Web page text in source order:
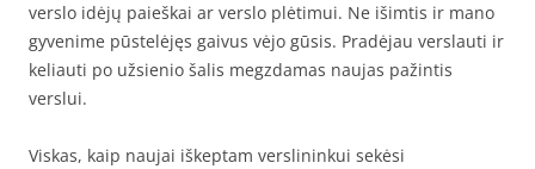
verslo idėjų paieškai ar verslo plėtimui. Ne išimtis ir mano
gyvenime pūstelėjęs gaivus vėjo gūsis. Pradėjau verslauti ir
keliauti po užsienio šalis megzdamas naujas pažintis
verslui.
Viskas, kaip naujai iškeptam verslininkui sekėsi